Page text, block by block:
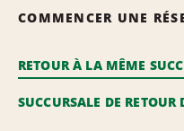
COMMENCER UNE
RETOUR À LA MÊME
SUCCURSALE DE RETOUR